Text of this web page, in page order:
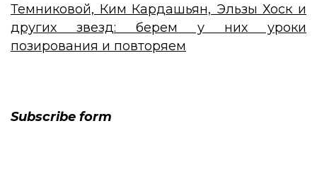
Темниковой, Ким Кардашьян, Эльзы Хоск и
других звезд: берем у них уроки
позирования и повторяем
Subscribe form